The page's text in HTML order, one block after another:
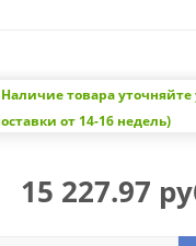
Наличие товара
от 14-16 недель)
15 227.97